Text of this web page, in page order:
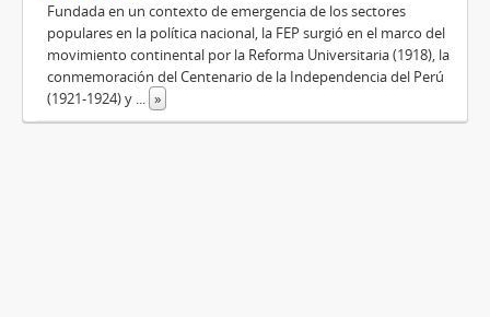
Fundada en un contexto de emergencia de los sectores
populares en la política nacional, la FEP surgió en el marco del
movimiento continental por la Reforma Universitaria (1918), la
conmemoración del Centenario de la Independencia del Perú
(1921-1924) y ... »